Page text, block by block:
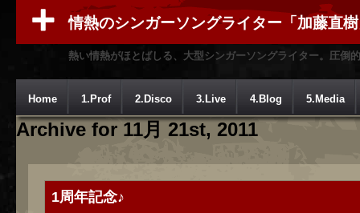
情熱のシンガーソングライター「加藤直
熱い情熱がほとばしる、大型シンガーソングライター。圧倒
Home 1.Prof 2.Disco 3.Live 4.Blog 5.Media
Archive for 11月 21st, 2011
1周年記念♪